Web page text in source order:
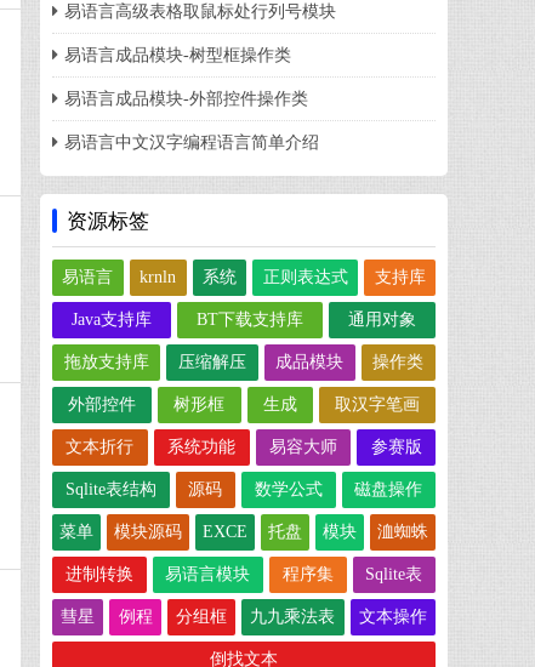
易语言高级表格取鼠标处行列号模块
易语言成品模块-树型框操作类
易语言成品模块-外部控件操作类
易语言中文汉字编程语言简单介绍
资源标签
易语言 krnln 系统 正则表达式 支持库
Java支持库 BT下载支持库 通用对象
拖放支持库 压缩解压 成品模块 操作类
外部控件 树形框 生成 取汉字笔画
文本折行 系统功能 易容大师 参赛版
Sqlite表结构 源码 数学公式 磁盘操作
菜单 模块源码 EXCE 托盘 模块 洫蜘蛛
进制转换 易语言模块 程序集 Sqlite表
彗星 例程 分组框 九九乘法表 文本操作
倒找文本